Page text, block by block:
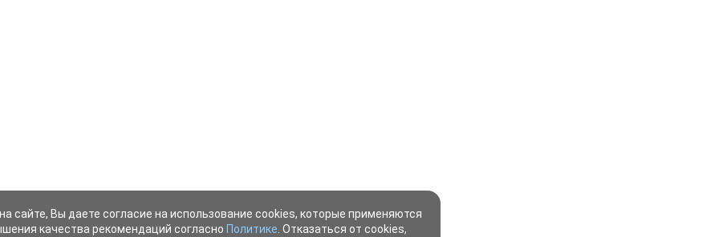
сайте, Вы даете согласие на использование cookies, которые применяются
качества рекомендаций согласно Политике . Отказаться от cookies,